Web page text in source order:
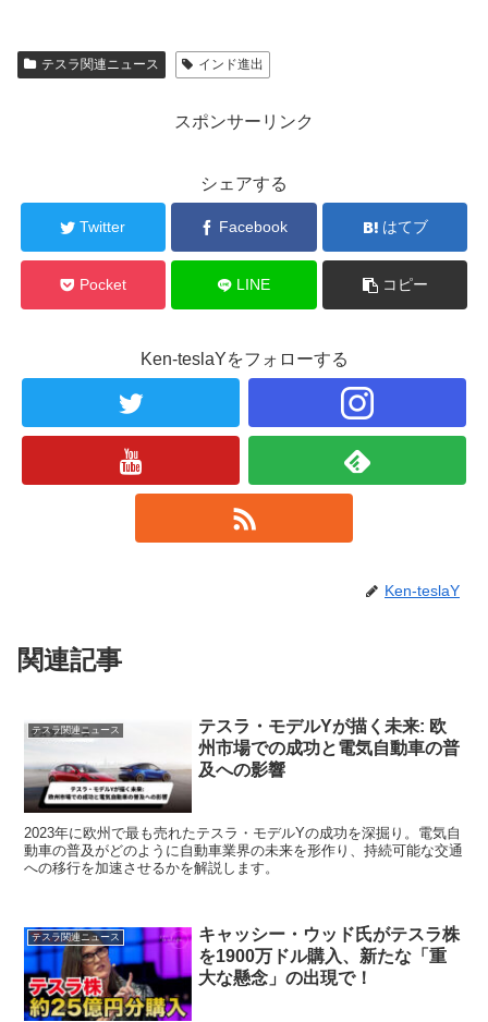
テスラ関連ニュース インド進出
スポンサーリンク
シェアする
Twitter Facebook はてブ
Pocket LINE コピー
Ken-teslaYをフォローする
Ken-teslaY
関連記事
テスラ関連ニュース
テスラ・モデルYが描く未来: 欧
州市場での成功と電気自動車の普
及への影響
2023年に欧州で最も売れたテスラ・モデルYの成功を深掘り。電気自
動車の普及がどのように自動車業界の未来を形作り、持続可能な交通
への移行を加速させるかを解説します。
テスラ関連ニュース
キャッシー・ウッド氏がテスラ株
を1900万ドル購入、新たな「重
大な懸念」の出現で！